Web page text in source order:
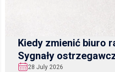
Kiedy zmienić biuro
Sygnały
28 July 2026